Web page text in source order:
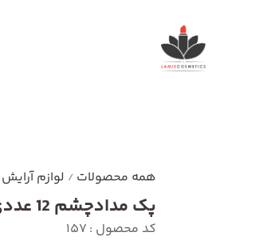
همه محصولات / لوازم آرایش
پک مدادچشم 12 عددی
کد محصول : 157